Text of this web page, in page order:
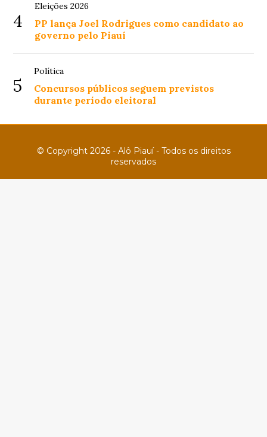
4
Eleições 2026
PP lança Joel Rodrigues como candidato ao
governo pelo Piauí
5
Política
Concursos públicos seguem previstos
durante período eleitoral
© Copyright 2026 - Alô Piauí - Todos os direitos
reservados